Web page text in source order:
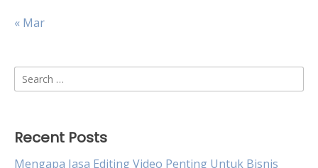
« Mar
Search
for:
Recent Posts
Mengapa Jasa Editing Video Penting Untuk Bisnis